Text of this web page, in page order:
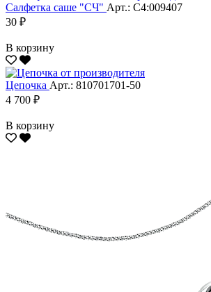
Салфетка саше "CЧ" Арт.: С4:009407
30 ₽
В корзину
Цепочка Арт.: 810701701-50
4 700 ₽
В корзину